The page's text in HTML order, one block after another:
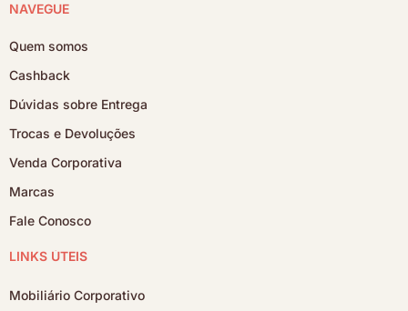
NAVEGUE
Quem somos
Cashback
Dúvidas sobre Entrega
Trocas e Devoluções
Venda Corporativa
Marcas
Fale Conosco
LINKS ÚTEIS
Mobiliário Corporativo